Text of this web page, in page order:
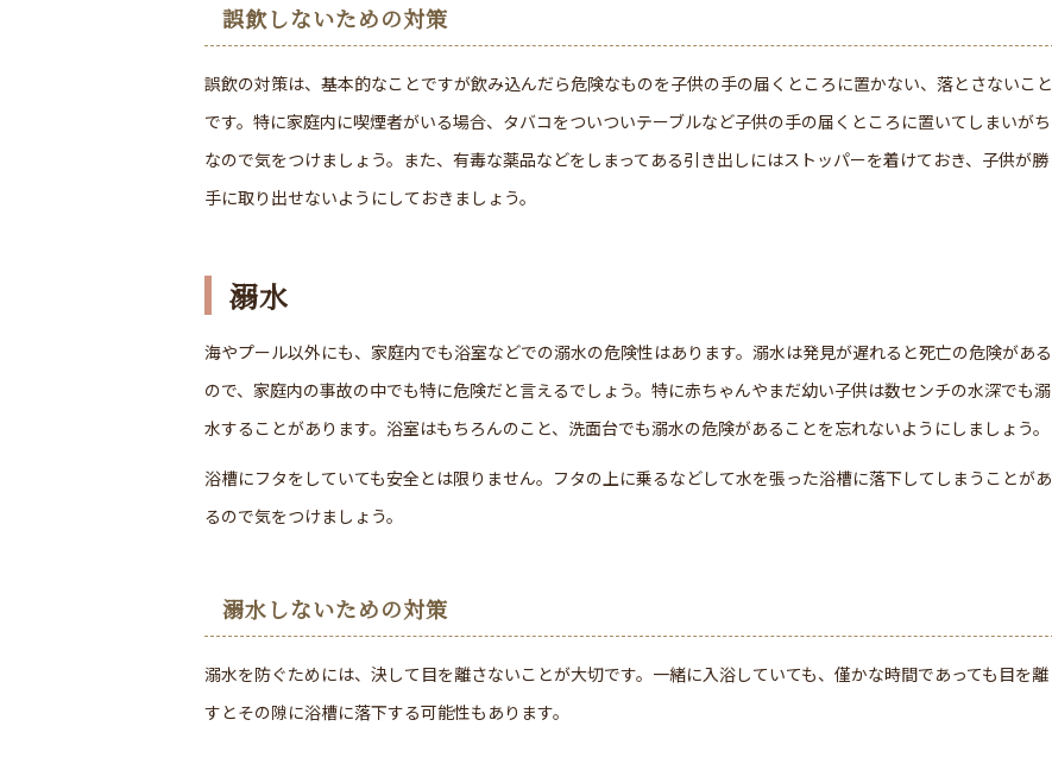
誤飲しないための対策
誤飲の対策は、基本的なことですが飲み込んだら危険なものを子供の手の届くところに置かない、落とさないこと
です。特に家庭内に喫煙者がいる場合、タバコをついついテーブルなど子供の手の届くところに置いてしまいがち
なので気をつけましょう。また、有毒な薬品などをしまってある引き出しにはストッパーを着けておき、子供が勝
手に取り出せないようにしておきましょう。
溺水
海やプール以外にも、家庭内でも浴室などでの溺水の危険性はあります。溺水は発見が遅れると死亡の危険がある
ので、家庭内の事故の中でも特に危険だと言えるでしょう。特に赤ちゃんやまだ幼い子供は数センチの水深でも溺
水することがあります。浴室はもちろんのこと、洗面台でも溺水の危険があることを忘れないようにしましょう。
浴槽にフタをしていても安全とは限りません。フタの上に乗るなどして水を張った浴槽に落下してしまうことがあ
るので気をつけましょう。
溺水しないための対策
溺水を防ぐためには、決して目を離さないことが大切です。一緒に入浴していても、僅かな時間であっても目を離
すとその隙に浴槽に落下する可能性もあります。